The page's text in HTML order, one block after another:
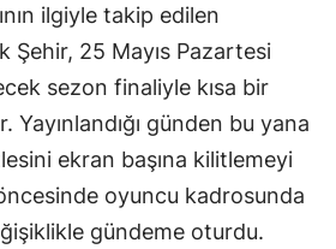
ilgiyle takip edilen
Şehir, 25 Mayıs Pazartesi
sezon finaliyle kısa bir
Yayınlandığı günden bu yana
ekran başına kilitlemeyi
oyuncu kadrosunda
gündeme oturdu.